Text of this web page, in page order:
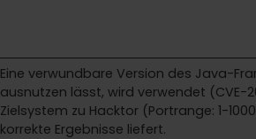
Eine verwundbare Version des Java-
ausnutzen lässt, wird verwendet (CVE-
Zielsystem zu Hacktor (Portrange: 1-
korrekte Ergebnisse liefert.